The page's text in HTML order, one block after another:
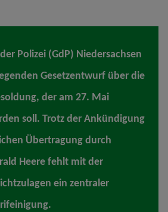
Polizei (GdP) Niedersachsen
Gesetzentwurf über die
der am 27. Mai
soll. Trotz der Ankündigung
Übertragung durch
Heere fehlt mit der
ein zentraler